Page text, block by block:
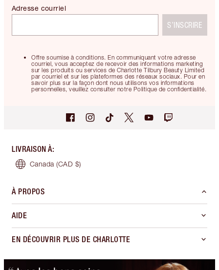
Offre soumise à conditions. En communiquant votre adresse
courriel, vous acceptez de recevoir des informations marketing
sur les produits ou services de Charlotte Tilbury Beauty Limited
par courriel et sur les plateformes des réseaux sociaux. Pour en
savoir plus sur la façon dont nous utilisons vos informations
personnelles, veuillez consulter notre Politique de confidentialité.
Adresse courriel
S’INSCRIRE
LIVRAISON À:
Canada (CAD $)
À PROPOS
AIDE
EN DÉCOUVRIR PLUS DE CHARLOTTE